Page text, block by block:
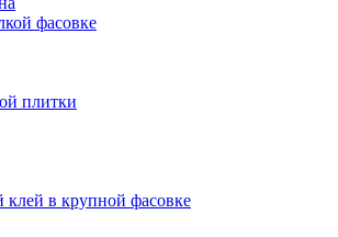
фасовке
плитки
в крупной фасовке